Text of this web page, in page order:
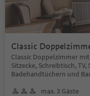
Classic
Classic Doppelzimmer
Sitzecke, Schreibtisch,
Badehandtüchern und
max. 3 Gäste